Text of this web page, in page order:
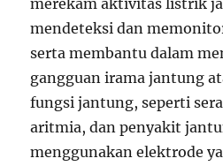
mendeteksi dan
serta membantu dalam
gangguan irama jantung
fungsi jantung, seperti
aritmia, dan penyakit
menggunakan elektrode